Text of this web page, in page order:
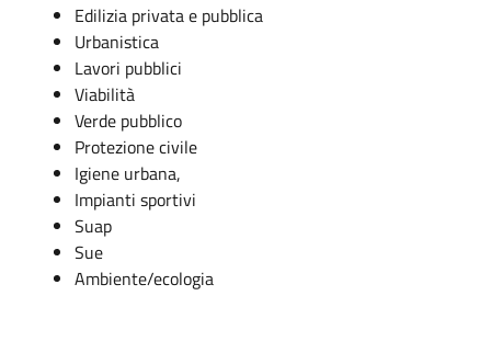
Edilizia privata e pubblica
Urbanistica
Lavori pubblici
Viabilità
Verde pubblico
Protezione civile
Igiene urbana,
Impianti sportivi
Suap
Sue
Ambiente/ecologia